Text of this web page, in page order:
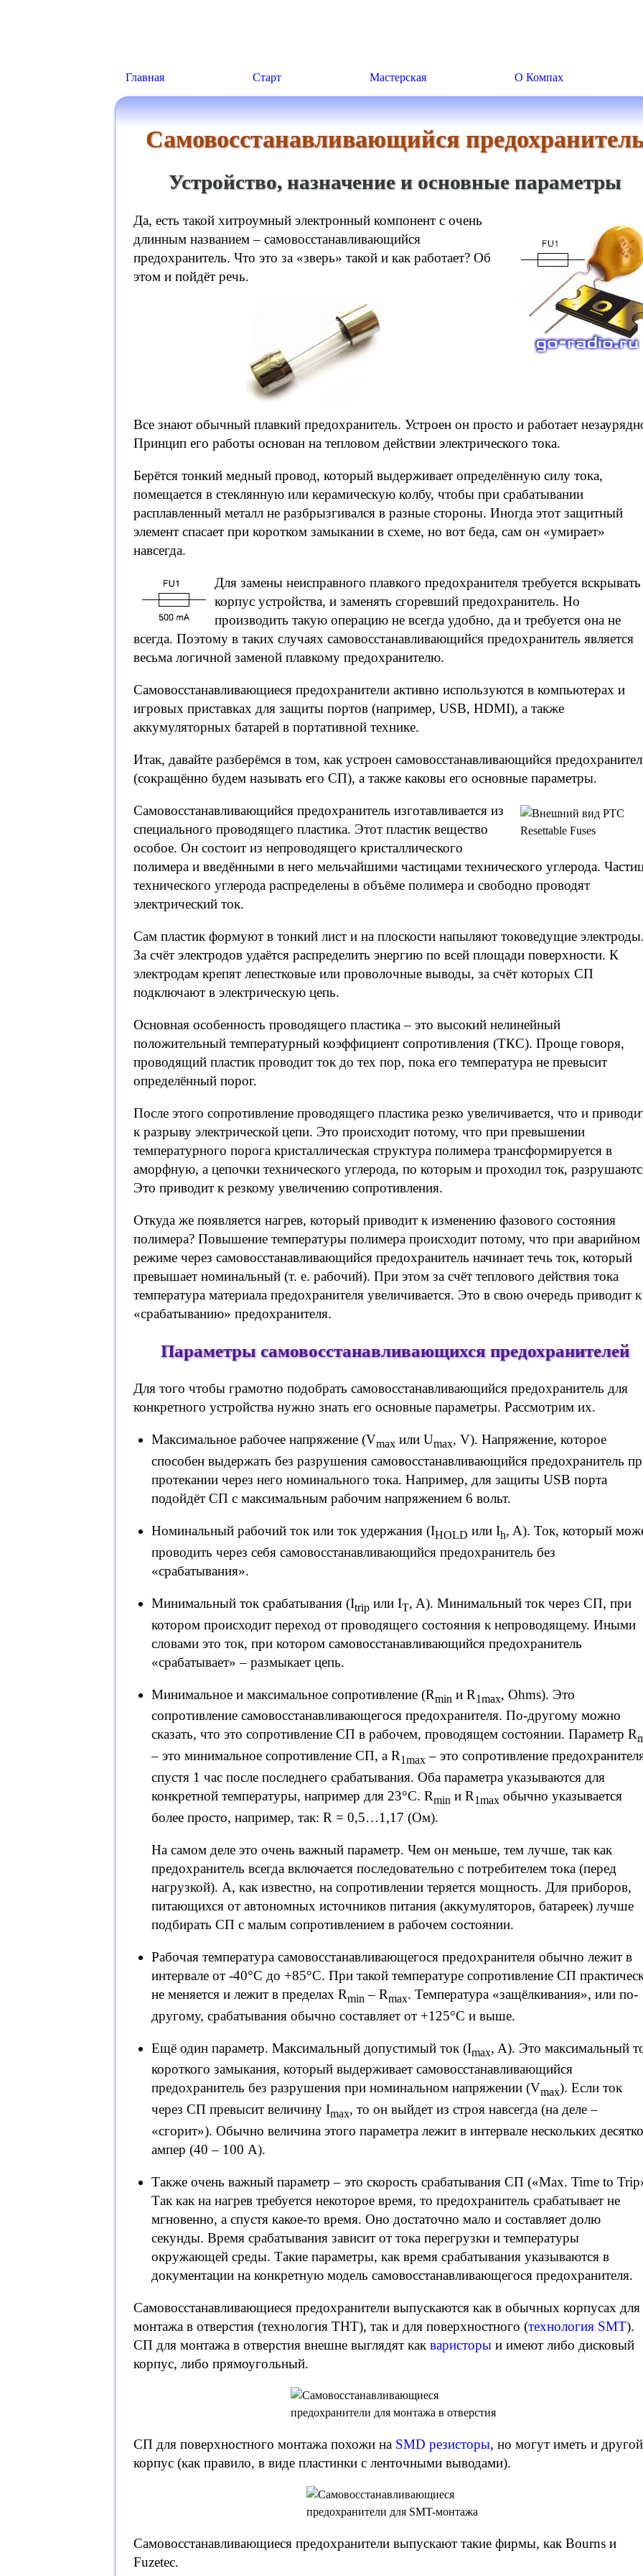
Главная Старт Мастерская О Компах
Самовосстанавливающийся
Устройство, назначение и основные параметры
Да, есть такой хитроумный электронный компонент с очень
длинным названием – самовосстанавливающийся
предохранитель. Что это за «зверь» такой и как работает? Об
этом и пойдёт речь.
Все знают обычный плавкий предохранитель. Устроен он просто и работает
Принцип его работы основан на тепловом действии электрического тока.
Берётся тонкий медный провод, который выдерживает определённую силу тока,
помещается в стеклянную или керамическую колбу, чтобы при срабатывании
расплавленный металл не разбрызгивался в разные стороны. Иногда этот защитный
элемент спасает при коротком замыкании в схеме, но вот беда, сам он «умирает»
навсегда.
Для замены неисправного плавкого предохранителя требуется вскрывать
корпус устройства, и заменять сгоревший предохранитель. Но
производить такую операцию не всегда удобно, да и требуется она не
всегда. Поэтому в таких случаях самовосстанавливающийся предохранитель является
весьма логичной заменой плавкому предохранителю.
Самовосстанавливающиеся предохранители активно используются в компьютерах и
игровых приставках для защиты портов (например, USB, HDMI), а также
аккумуляторных батарей в портативной технике.
Итак, давайте разберёмся в том, как устроен самовосстанавливающийся
(сокращённо будем называть его СП), а также каковы его основные параметры.
Самовосстанавливающийся предохранитель изготавливается из
специального проводящего пластика. Этот пластик вещество
особое. Он состоит из непроводящего кристаллического
полимера и введёнными в него мельчайшими частицами технического углерода.
технического углерода распределены в объёме полимера и свободно проводят
электрический ток.
Сам пластик формуют в тонкий лист и на плоскости напыляют токоведущие
За счёт электродов удаётся распределить энергию по всей площади поверхности. К
электродам крепят лепестковые или проволочные выводы, за счёт которых СП
подключают в электрическую цепь.
Основная особенность проводящего пластика – это высокий нелинейный
положительный температурный коэффициент сопротивления (ТКС). Проще говоря,
проводящий пластик проводит ток до тех пор, пока его температура не превысит
определённый порог.
После этого сопротивление проводящего пластика резко увеличивается, что и
к разрыву электрической цепи. Это происходит потому, что при превышении
температурного порога кристаллическая структура полимера трансформируется в
аморфную, а цепочки технического углерода, по которым и проходил ток,
Это приводит к резкому увеличению сопротивления.
Откуда же появляется нагрев, который приводит к изменению фазового состояния
полимера? Повышение температуры полимера происходит потому, что при аварийном
режиме через самовосстанавливающийся предохранитель начинает течь ток, который
превышает номинальный (т. е. рабочий). При этом за счёт теплового действия тока
температура материала предохранителя увеличивается. Это в свою очередь приводит к
«срабатыванию» предохранителя.
Параметры самовосстанавливающихся предохранителей
Для того чтобы грамотно подобрать самовосстанавливающийся предохранитель для
конкретного устройства нужно знать его основные параметры. Рассмотрим их.
Максимальное рабочее напряжение (Vmax или Umax, V). Напряжение, которое
способен выдержать без разрушения самовосстанавливающийся предохранитель
протекании через него номинального тока. Например, для защиты USB порта
подойдёт СП с максимальным рабочим напряжением 6 вольт.
Номинальный рабочий ток или ток удержания (IHOLD или Ih, A). Ток, который
проводить через себя самовосстанавливающийся предохранитель без
«срабатывания».
Минимальный ток срабатывания (Itrip или IT, A). Минимальный ток через СП, при
котором происходит переход от проводящего состояния к непроводящему. Иными
словами это ток, при котором самовосстанавливающийся предохранитель
«срабатывает» – размыкает цепь.
Минимальное и максимальное сопротивление (Rmin и R1max, Ohms). Это
сопротивление самовосстанавливающегося предохранителя. По-другому можно
сказать, что это сопротивление СП в рабочем, проводящем состоянии. Параметр R
– это минимальное сопротивление СП, а R1max – это сопротивление
спустя 1 час после последнего срабатывания. Оба параметра указываются для
конкретной температуры, например для 23°C. Rmin и R1max обычно указывается
более просто, например, так: R = 0,5…1,17 (Ом).
На самом деле это очень важный параметр. Чем он меньше, тем лучше, так как
предохранитель всегда включается последовательно с потребителем тока (перед
нагрузкой). А, как известно, на сопротивлении теряется мощность. Для приборов,
питающихся от автономных источников питания (аккумуляторов, батареек) лучше
подбирать СП с малым сопротивлением в рабочем состоянии.
Рабочая температура самовосстанавливающегося предохранителя обычно лежит в
интервале от -40°C до +85°C. При такой температуре сопротивление СП
не меняется и лежит в пределах Rmin – Rmax. Температура «защёлкивания», или по-
другому, срабатывания обычно составляет от +125°C и выше.
Ещё один параметр. Максимальный допустимый ток (Imax, A). Это максимальный
короткого замыкания, который выдерживает самовосстанавливающийся
предохранитель без разрушения при номинальном напряжении (Vmax). Если ток
через СП превысит величину Imax, то он выйдет из строя навсегда (на деле –
«сгорит»). Обычно величина этого параметра лежит в интервале нескольких
ампер (40 – 100 A).
Также очень важный параметр – это скорость срабатывания СП («Max. Time to
Так как на нагрев требуется некоторое время, то предохранитель срабатывает не
мгновенно, а спустя какое-то время. Оно достаточно мало и составляет долю
секунды. Время срабатывания зависит от тока перегрузки и температуры
окружающей среды. Такие параметры, как время срабатывания указываются в
документации на конкретную модель самовосстанавливающегося предохранителя.
Самовосстанавливающиеся предохранители выпускаются как в обычных корпусах для
монтажа в отверстия (технология THT), так и для поверхностного (технология SMT).
СП для монтажа в отверстия внешне выглядят как варисторы и имеют либо дисковый
корпус, либо прямоугольный.
СП для поверхностного монтажа похожи на SMD резисторы, но могут иметь и другой
корпус (как правило, в виде пластинки с ленточными выводами).
Самовосстанавливающиеся предохранители выпускают такие фирмы, как Bourns и
Fuzetec.